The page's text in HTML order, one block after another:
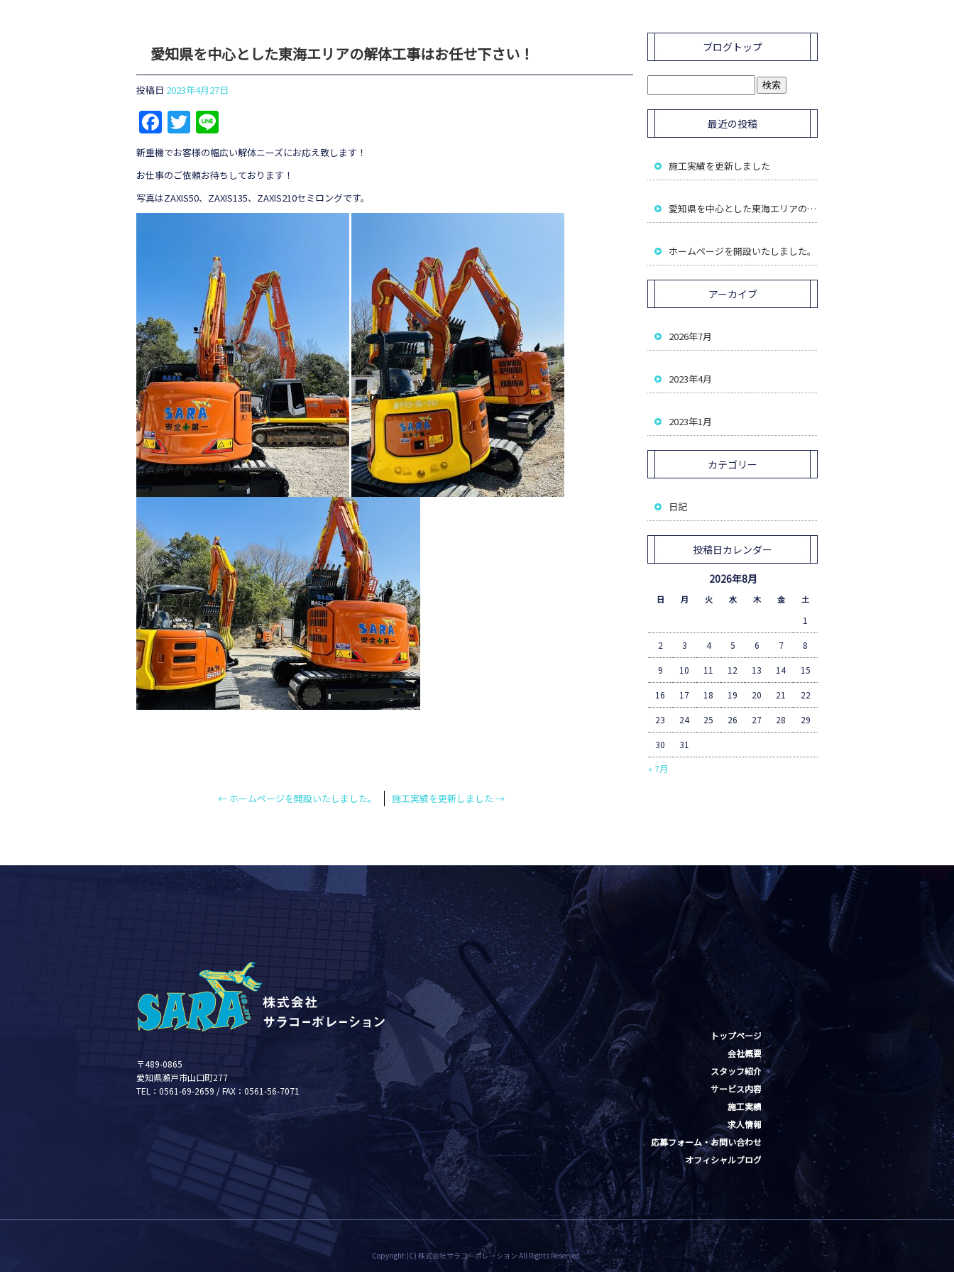
愛知県を中心とした東海エリアの解体工事はお任せ下さい！
投稿日 2023年4月27日
Facebook
Twitter
新重機でお客様の幅広い解体ニーズにお応え致します！
お仕事のご依頼お待ちしております！
写真はZAXIS50、ZAXIS135、ZAXIS210セミロングです。
← ホームページを開設いたしました。 施工実績を更新しました →
ブログトップ
最近の投稿
施工実績を更新しました
愛知県を中心とした東海エリアの解体工事はお任せ下さい！
ホームページを開設いたしました。
アーカイブ
2026年7月
2023年4月
2023年1月
カテゴリー
日記
投稿日カレンダー
2026年8月
日 月 火 水 木 金 土
« 7月
1
2 3 4 5 6 7 8
9 10 11 12 13 14 15
16 17 18 19 20 21 22
23 24 25 26 27 28 29
30 31
トップページ
会社概要
スタッフ紹介
サービス内容
施工実績
求人情報
応募フォーム・お問い合わせ
オフィシャルブログ
〒489-0865
愛知県瀬戸市山口町277
TEL：0561-69-2659 / FAX：0561-56-7071
Copyright (C) 株式会社サラコーポレーション All Rights Reserved.